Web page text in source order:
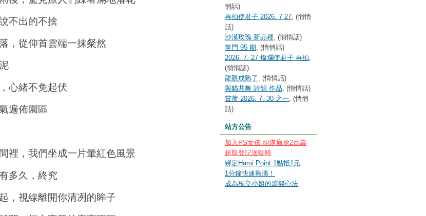
不出的不捨
，從仰首雲端一抹粲然
心緒不免起伏
遍佈園區
裡，我們坐成一片暈紅色風景
多久，終究
，視線離開你清冽的眸子
悄話)
再拍使君子 2026. 7 27, (悄悄
話)
沙漠玫瑰 新品種, (悄悄話)
掌門 95 期, (悄悄話)
2026. 7. 27 燦爛使君子 再拍,
(悄悄話)
龍眼成熟了 , (悄悄話)
與貓共舞 詩韻 作品, (悄悄話)
賞荷 2026. 7. 30 之一, (悄悄
話)
站方公告
加入PS女孩 組隊瘋搶2百萬
超取登記送咖啡
綁定Hami Point 1點抵1元
1分鐘快速揪痛！
成為獨立小姐的滾錢心法